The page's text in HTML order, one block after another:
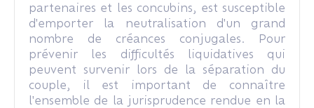
partenaires et les concubins, est susceptible
d'emporter la neutralisation d'un grand
nombre de créances conjugales. Pour
prévenir les difficultés liquidatives qui
peuvent survenir lors de la séparation du
couple, il est important de connaître
l'ensemble de la jurisprudence rendue en la